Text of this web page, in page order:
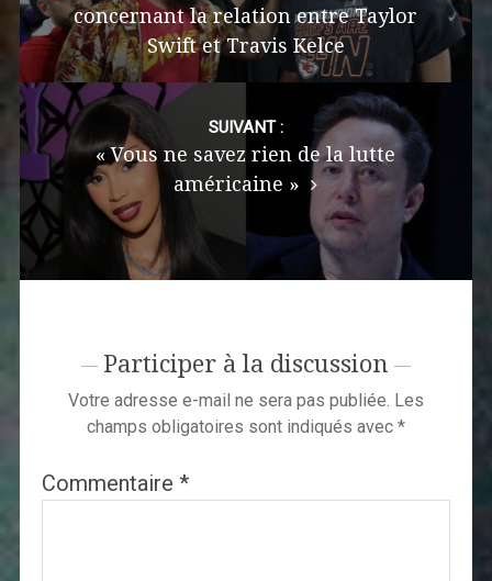
concernant la relation entre Taylor
Swift et Travis Kelce
SUIVANT :
« Vous ne savez rien de la lutte
américaine »
Participer à la discussion
Votre adresse e-mail ne sera pas publiée. Les
champs obligatoires sont indiqués avec *
Commentaire *